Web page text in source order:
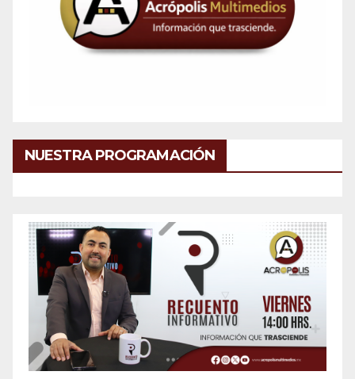
NUESTRA PROGRAMACIÓN